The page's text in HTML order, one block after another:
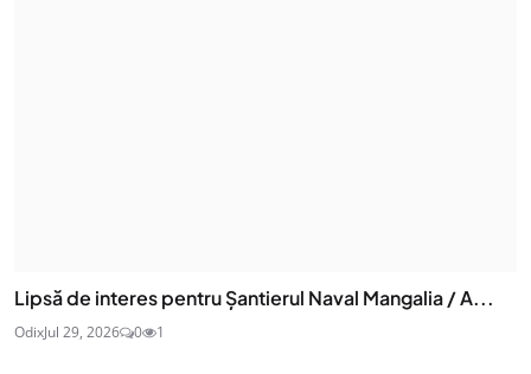
Lipsă de interes pentru Șantierul Naval Mangalia / A...
OdixJul 29, 2026 0 1